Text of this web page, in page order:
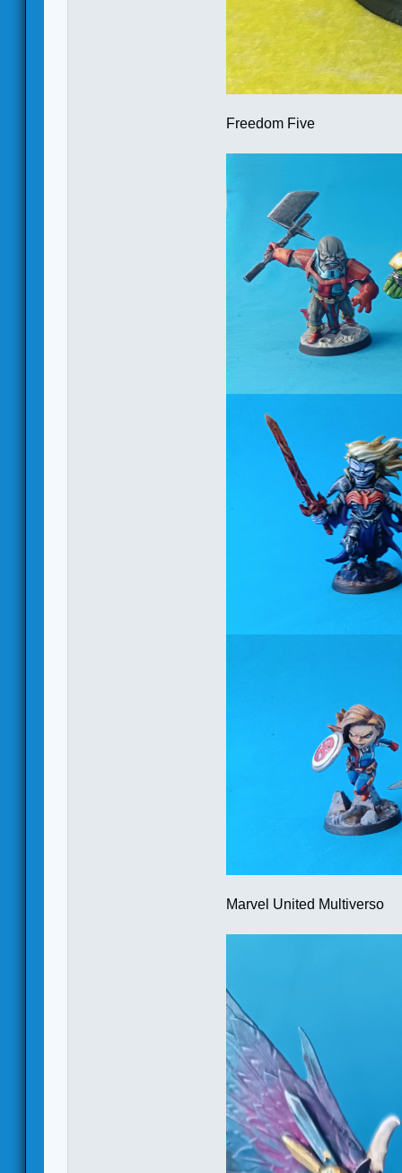
Freedom Five
Marvel United Multiverso